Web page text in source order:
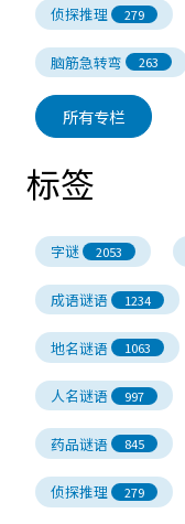
侦探推理 279
脑筋急转弯 263
所有专栏
标签
字谜 2053
成语谜语 1234
地名谜语 1063
人名谜语 997
药品谜语 845
侦探推理 279